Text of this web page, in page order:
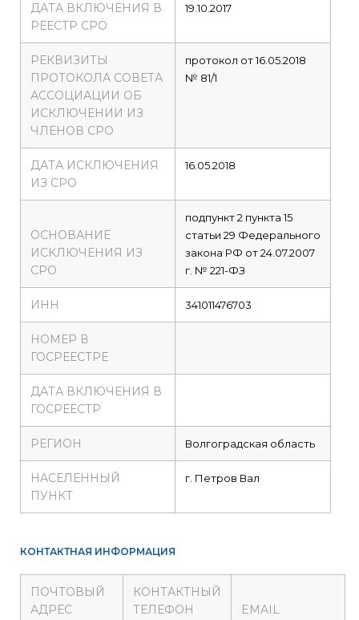
ДАТА ВКЛЮЧЕНИЯ В
РЕЕСТР СРО
19.10.2017
РЕКВИЗИТЫ
ПРОТОКОЛА СОВЕТА
АССОЦИАЦИИ ОБ
ИСКЛЮЧЕНИИ ИЗ
ЧЛЕНОВ СРО
протокол от 16.05.2018
№ 81/1
ДАТА ИСКЛЮЧЕНИЯ
ИЗ СРО
16.05.2018
ОСНОВАНИЕ
ИСКЛЮЧЕНИЯ ИЗ
СРО
подпункт 2 пункта 15
статьи 29 Федерального
закона РФ от 24.07.2007
г. № 221-ФЗ
ИНН 341011476703
НОМЕР В
ГОСРЕЕСТРЕ
ДАТА ВКЛЮЧЕНИЯ В
ГОСРЕЕСТР
РЕГИОН Волгоградская область
НАСЕЛЕННЫЙ
ПУНКТ
г. Петров Вал
КОНТАКТНАЯ ИНФОРМАЦИЯ
ПОЧТОВЫЙ
АДРЕС
КОНТАКТНЫЙ
ТЕЛЕФОН
EMAIL